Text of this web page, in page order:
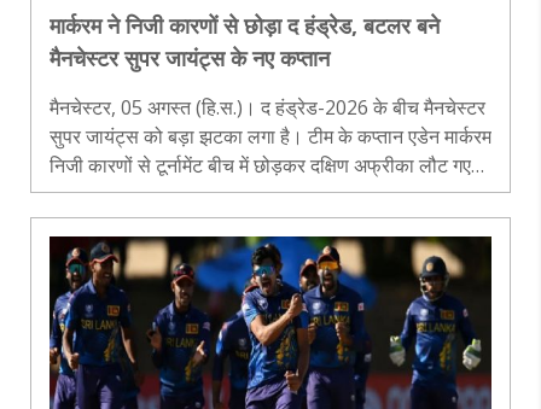
मार्करम ने निजी कारणों से छोड़ा द हंड्रेड, बटलर बने
मैनचेस्टर सुपर जायंट्स के नए कप्तान
मैनचेस्टर, 05 अगस्त (हि.स.)। द हंड्रेड-2026 के बीच मैनचेस्टर
सुपर जायंट्स को बड़ा झटका लगा है। टीम के कप्तान एडेन मार्करम
निजी कारणों से टूर्नामेंट बीच में छोड़कर दक्षिण अफ्रीका लौट गए
हैं। उनकी जगह न्यूजीलैंड के ऑलराउंडर माइकल ब्रेसवेल को टीम
में..